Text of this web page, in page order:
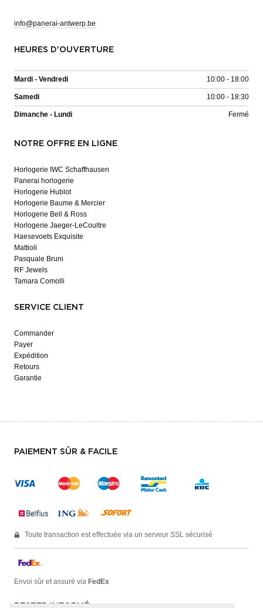
info@panerai-antwerp.be
HEURES D'OUVERTURE
Mardi - Vendredi 10:00 - 18:00
Samedi 10:00 - 18:30
Dimanche - Lundi Fermé
NOTRE OFFRE EN LIGNE
Horlogerie IWC Schaffhausen
Panerai horlogerie
Horlogerie Hublot
Horlogerie Baume & Mercier
Horlogerie Bell & Ross
Horlogerie Jaeger-LeCoultre
Haesevoets Exquisite
Mattioli
Pasquale Bruni
RF Jewels
Tamara Comolli
SERVICE CLIENT
Commander
Payer
Expédition
Retours
Garantie
PAIEMENT SÛR & FACILE
Toute transaction est effectuée via un serveur SSL sécurisé
Envoi sûr et assuré via FedEx
RESTER INFORMÉ